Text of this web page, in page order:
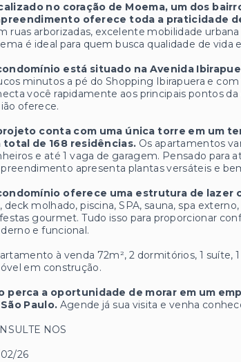
no coração de Moema, um dos
oferece toda a praticidade
ruas arborizadas, excelente mobilidade
é ideal para quem busca qualidade de vida
está situado na Avenida
minutos a pé do Shopping Ibirapuera e
você rapidamente aos principais pontos
oferece.
conta com uma única torre em um
total de 168 residências. Os apartamentos
e até 1 vaga de garagem. Pensado para
apresenta plantas versáteis e
oferece uma estrutura de lazer
deck molhado, piscina, SPA, sauna, spa
gourmet. Tudo isso para proporcionar
e funcional.
à venda 72m², 2 dormitórios, 1 suíte, 1
em construção.
perca a oportunidade de morar em um
Paulo. Agende já sua visita e venha
NOS
26